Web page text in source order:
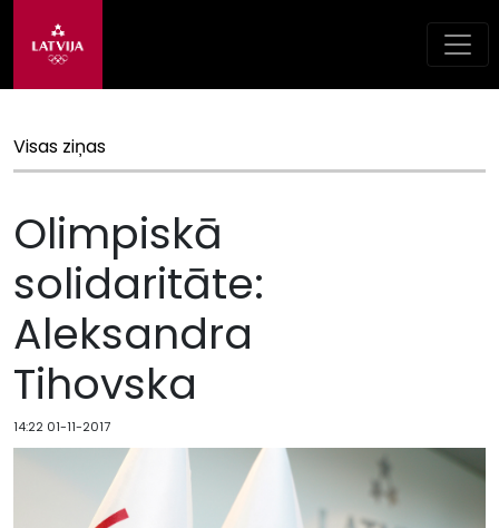
Visas ziņas
Olimpiskā
solidaritāte:
Aleksandra
Tihovska
14:22 01-11-2017